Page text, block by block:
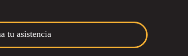
tu asistencia